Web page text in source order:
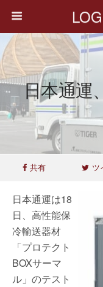
日本通運
共有 ツ
日本通運は18
日、高性能保
冷輸送器材
「プロテクト
BOXサーマ
ル」のテスト